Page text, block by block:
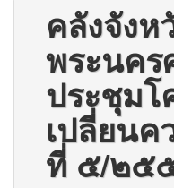
คลังจังห
พระนคร
ประชุมโ
เปลี่ยนค
ที่ ๕/๒๕